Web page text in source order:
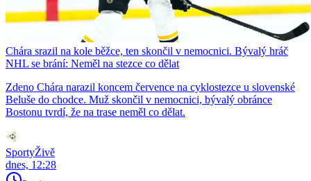
Chára srazil na kole běžce, ten skončil v nemocnici. Bývalý hráč
NHL se brání: Neměl na stezce co dělat
Zdeno Chára narazil koncem července na cyklostezce u slovenské
Beluše do chodce. Muž skončil v nemocnici, bývalý obránce
Bostonu tvrdí, že na trase neměl co dělat.
SportyŽivě
dnes, 12:28